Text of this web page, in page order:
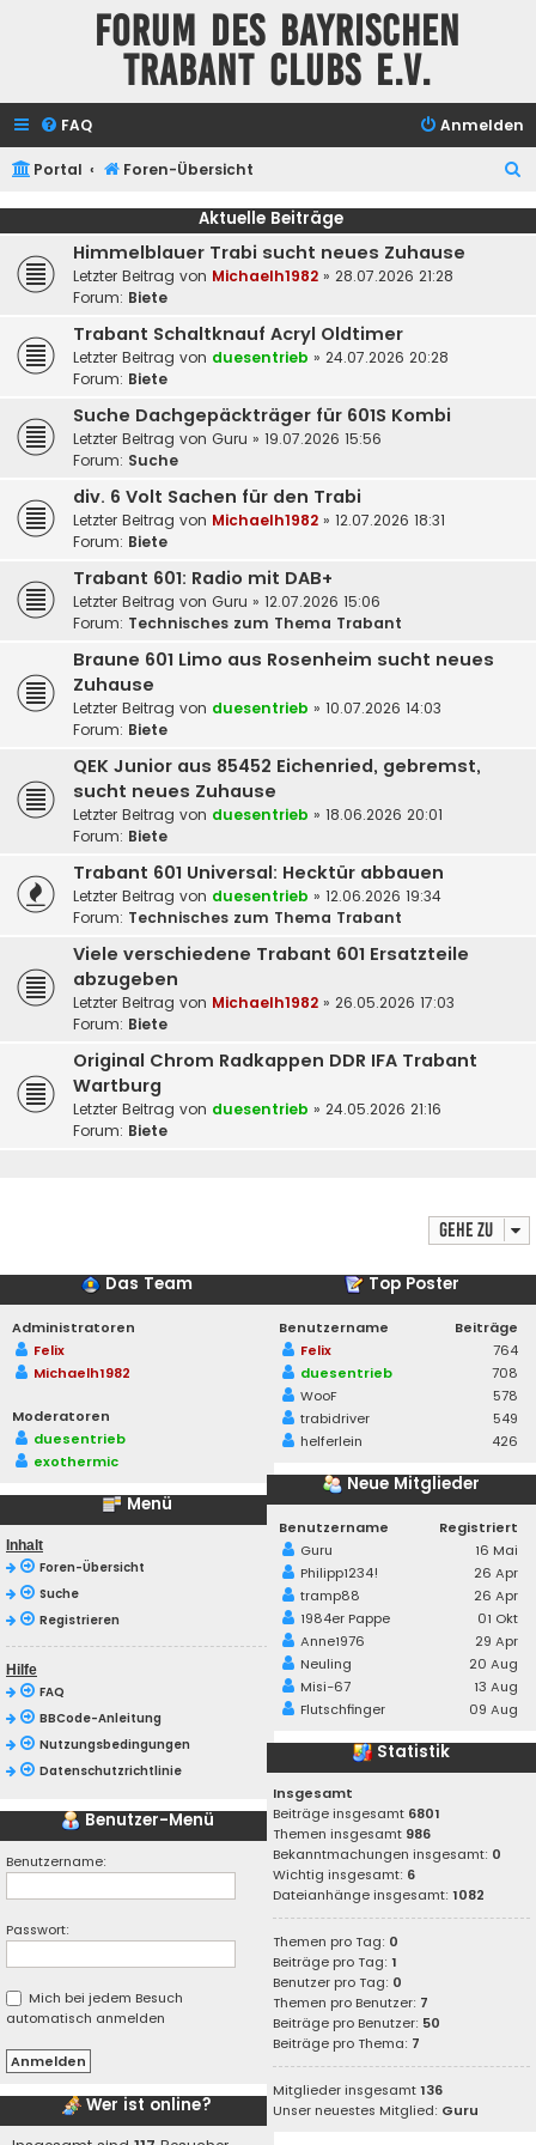
Forum des Bayrischen
Trabant Clubs e.V.
FAQ Anmelden
Portal Foren-Übersicht
c
Aktuelle Beiträge
Himmelblauer Trabi sucht neues Zuhause
Letzter Beitrag von Michaelh1982 » 28.07.2026 21:28
Forum: Biete
Trabant Schaltknauf Acryl Oldtimer
Letzter Beitrag von duesentrieb » 24.07.2026 20:28
Forum: Biete
Suche Dachgepäckträger für 601S Kombi
Letzter Beitrag von Guru » 19.07.2026 15:56
Forum: Suche
div. 6 Volt Sachen für den Trabi
Letzter Beitrag von Michaelh1982 » 12.07.2026 18:31
Forum: Biete
Trabant 601: Radio mit DAB+
Letzter Beitrag von Guru » 12.07.2026 15:06
Forum: Technisches zum Thema Trabant
Braune 601 Limo aus Rosenheim sucht neues
Zuhause
Letzter Beitrag von duesentrieb » 10.07.2026 14:03
Forum: Biete
QEK Junior aus 85452 Eichenried, gebremst,
sucht neues Zuhause
Letzter Beitrag von duesentrieb » 18.06.2026 20:01
Forum: Biete
Trabant 601 Universal: Hecktür abbauen
Letzter Beitrag von duesentrieb » 12.06.2026 19:34
Forum: Technisches zum Thema Trabant
Viele verschiedene Trabant 601 Ersatzteile
abzugeben
Letzter Beitrag von Michaelh1982 » 26.05.2026 17:03
Forum: Biete
Original Chrom Radkappen DDR IFA Trabant
Wartburg
Letzter Beitrag von duesentrieb » 24.05.2026 21:16
Forum: Biete
Gehe zu
Das Team
Administratoren
Felix
Michaelh1982
Moderatoren
duesentrieb
exothermic
Menü
Inhalt
Foren-Übersicht
Suche
Registrieren
Hilfe
FAQ
BBCode-Anleitung
Nutzungsbedingungen
Datenschutzrichtlinie
Benutzer-Menü
Benutzername:
Passwort:
Mich bei jedem Besuch
automatisch anmelden
Wer ist online?
Top Poster
Benutzername
Beiträge
Felix
764
duesentrieb
708
WooF
578
trabidriver
549
helferlein
426
Neue Mitglieder
Benutzername
Registriert
Guru
16 Mai
Philipp1234!
26 Apr
tramp88
26 Apr
1984er Pappe
01 Okt
Anne1976
29 Apr
Neuling
20 Aug
Misi-67
13 Aug
Flutschfinger
09 Aug
Statistik
Insgesamt
Beiträge insgesamt 6801
Themen insgesamt 986
Bekanntmachungen insgesamt: 0
Wichtig insgesamt: 6
Dateianhänge insgesamt:1082
Themen pro Tag: 0
Beiträge pro Tag:1
Benutzer pro Tag: 0
Themen pro Benutzer: 7
Beiträge pro Benutzer: 50
Beiträge pro Thema: 7
Mitglieder insgesamt136
Unser neuestes Mitglied: Guru